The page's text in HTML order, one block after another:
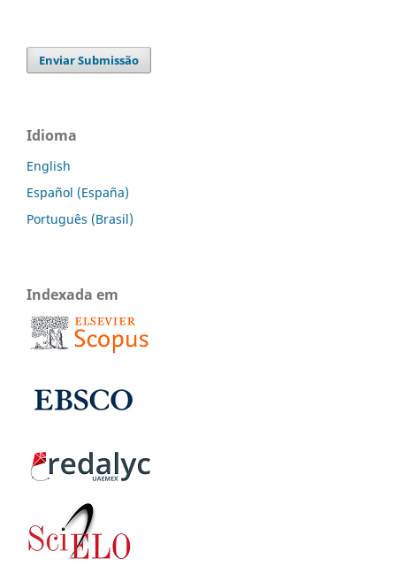
Enviar Submissão
Idioma
English
Español (España)
Português (Brasil)
Indexada em